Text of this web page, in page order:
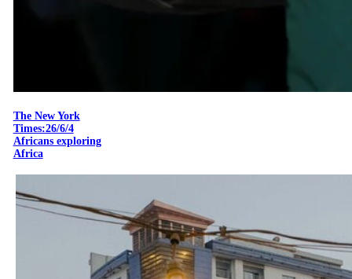
The New York
Times:26/6/4
Africans exploring
Africa